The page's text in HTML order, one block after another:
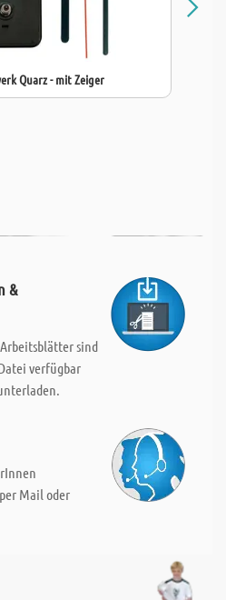
Quarz - mit Zeiger
&
sind
verfügbar
Mail oder